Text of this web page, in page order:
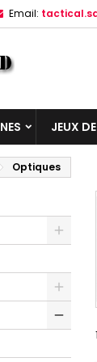
Email:
JEUX
Optiques